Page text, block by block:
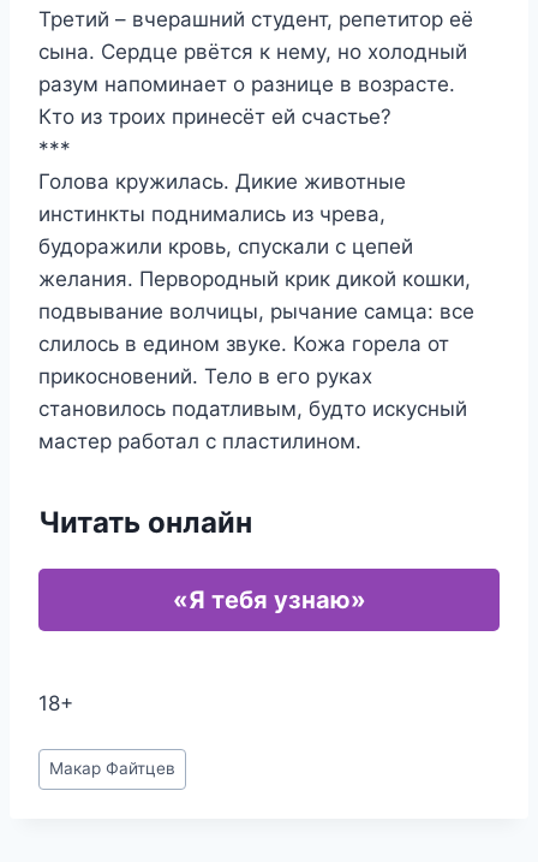
Третий – вчерашний студент, репетитор её
сына. Сердце рвётся к нему, но холодный
разум напоминает о разнице в возрасте.
Кто из троих принесёт ей счастье?
***
Голова кружилась. Дикие животные
инстинкты поднимались из чрева,
будоражили кровь, спускали с цепей
желания. Первородный крик дикой кошки,
подвывание волчицы, рычание самца: все
слилось в едином звуке. Кожа горела от
прикосновений. Тело в его руках
становилось податливым, будто искусный
мастер работал с пластилином.
Читать онлайн
«Я тебя узнаю»
18+
Метки
записи:
Макар Файтцев